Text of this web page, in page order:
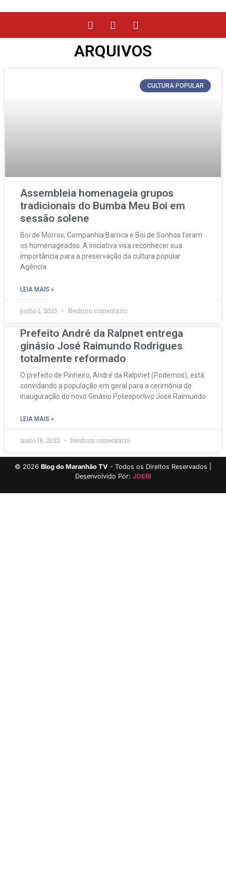
ARQUIVOS
CULTURA POPULAR
Assembleia homenageia grupos
tradicionais do Bumba Meu Boi em
sessão solene
Boi de Morros, Companhia Barrica e Boi de Sonhos foram
os homenageados. A iniciativa visa reconhecer sua
importância para a preservação da cultura popular
Agência
LEIA MAIS »
junho 1, 2025 Nenhum comentário
Prefeito André da Ralpnet entrega
ginásio José Raimundo Rodrigues
totalmente reformado
O prefeito de Pinheiro, André da Ralpinet (Podemos), está
convidando a população em geral para a cerimônia de
inauguração do novo Ginásio Poliesportivo José Raimundo
LEIA MAIS »
maio 18, 2025 Nenhum comentário
© 2026 Blog do Maranhão TV - Todos os Direitos Reservados |
Desenvolvido Por: JOERI